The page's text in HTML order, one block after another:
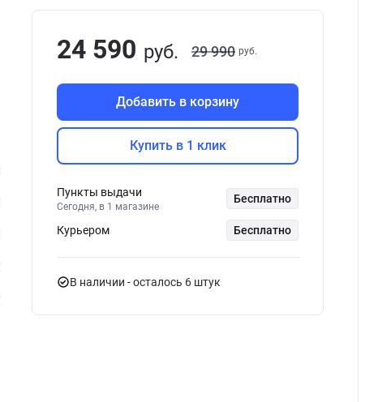
24 590 руб. 29 990 руб.
Добавить в корзину
Купить в 1 клик
Пункты выдачи
Сегодня, в 1 магазине
Бесплатно
Курьером Бесплатно
В наличии - осталось 6 штук